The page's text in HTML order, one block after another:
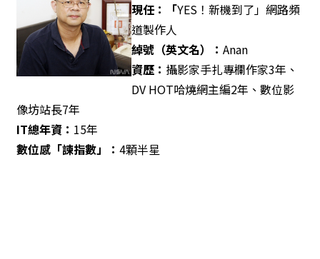
現任：「YES！新機到了」網路頻
道製作人
綽號（英文名）： Anan
資歷： 攝影家手扎專欄作家3年、
DV HOT哈燒網主編2年、數位影
像坊站長7年
IT總年資： 15年
數位感「諫指數」： 4顆半星